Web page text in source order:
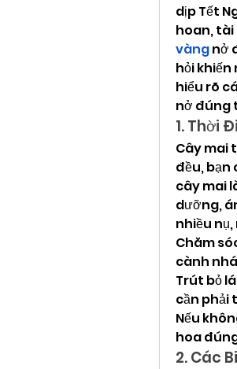
dịp Tết
hoan, tài
vàng nở
hỏi
hiểu rõ
nở đúng
1. Thời
Cây mai
đều, bạn
cây mai
dưỡng,
nhiều
Chăm
cành
Trút bỏ
cần phải
Nếu
hoa
2. Các